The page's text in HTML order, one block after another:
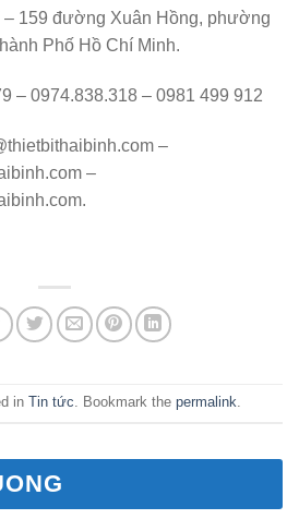
– 159 đường Xuân Hồng, phường
Phố Hồ Chí Minh.
– 0974.838.318 – 0981 499 912
–
–
in Tin tức . Bookmark the permalink